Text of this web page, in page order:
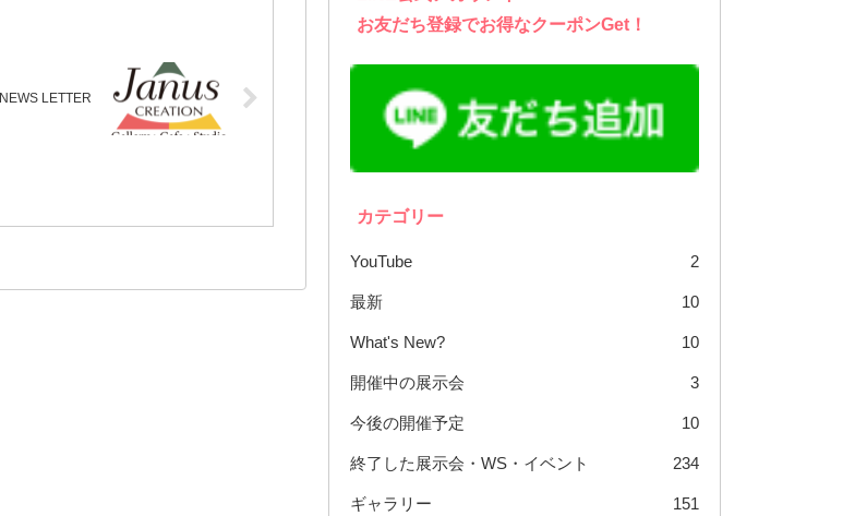
NEWS LETTER
お友だち登録でお得なクーポンGet！
カテゴリー
YouTube 2
最新 10
What's New? 10
開催中の展示会 3
今後の開催予定 10
終了した展示会・WS・イベント 234
ギャラリー 151